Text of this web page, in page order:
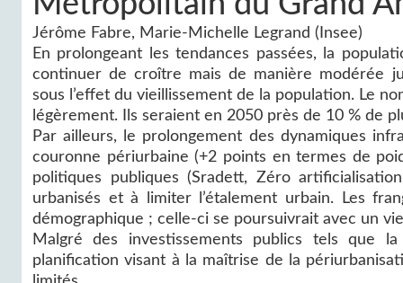
Jérôme Fabre, Marie-Michelle Legrand (Insee)
En prolongeant les tendances passées, la
continuer de croître mais de manière modérée
sous l’effet du vieillissement de la population. Le
légèrement. Ils seraient en 2050 près de 10 % de
Par ailleurs, le prolongement des dynamiques
couronne périurbaine (+2 points en termes de
politiques publiques (Sradett, Zéro
urbanisés et à limiter l’étalement urbain. Les
démographique ; celle-ci se poursuivrait avec un
Malgré des investissements publics tels que
planification visant à la maîtrise de la